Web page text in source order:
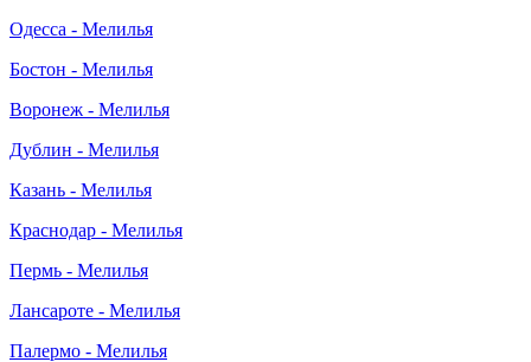
Одесса - Мелилья
Бостон - Мелилья
Воронеж - Мелилья
Дублин - Мелилья
Казань - Мелилья
Краснодар - Мелилья
Пермь - Мелилья
Лансароте - Мелилья
Палермо - Мелилья